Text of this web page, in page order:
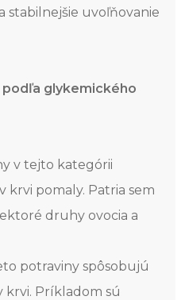
stabilnejšie uvoľňovanie
glykemického
v tejto kategórii
pomaly. Patria sem
druhy ovocia a
potraviny spôsobujú
krvi. Príkladom sú